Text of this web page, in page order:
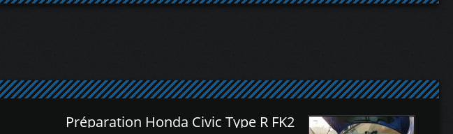
Préparation Honda Civic Type R FK2